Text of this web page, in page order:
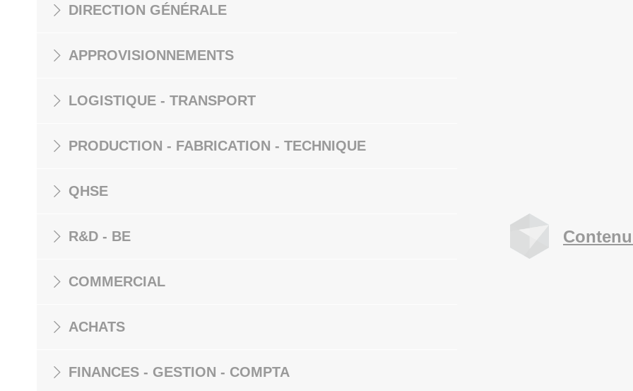
DIRECTION GÉNÉRALE
APPROVISIONNEMENTS
LOGISTIQUE - TRANSPORT
PRODUCTION - FABRICATION - TECHNIQUE
QHSE
R&D - BE
COMMERCIAL
ACHATS
FINANCES - GESTION - COMPTA